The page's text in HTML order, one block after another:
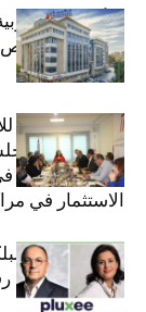
فاعل رائد
(+34.8%)
الهيئة التونسية
والعشرين
القطاع الخاص
الاستثمار في
قيادة مزدوجة
متسارع وتحول